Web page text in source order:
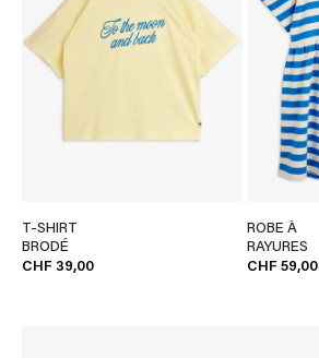
T-SHIRT
BRODÉ
CHF 39,00
ROBE À
RAYURES
CHF 59,00